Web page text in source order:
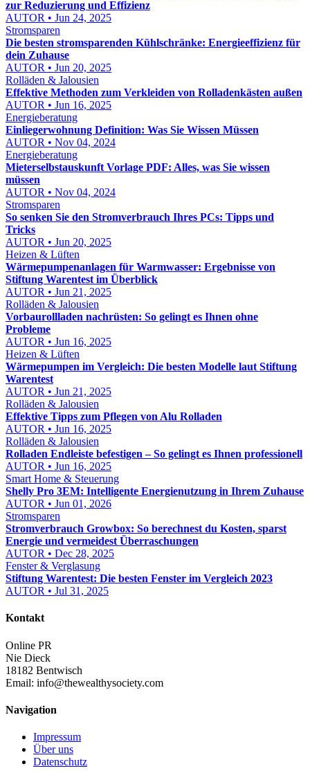
zur Reduzierung und Effizienz
AUTOR • Jun 24, 2025
Stromsparen
Die besten stromsparenden Kühlschränke: Energieeffizienz für
dein Zuhause
AUTOR • Jun 20, 2025
Rolläden & Jalousien
Effektive Methoden zum Verkleiden von Rolladenkästen außen
AUTOR • Jun 16, 2025
Energieberatung
Einliegerwohnung Definition: Was Sie Wissen Müssen
AUTOR • Nov 04, 2024
Energieberatung
Mieterselbstauskunft Vorlage PDF: Alles, was Sie wissen
müssen
AUTOR • Nov 04, 2024
Stromsparen
So senken Sie den Stromverbrauch Ihres PCs: Tipps und
Tricks
AUTOR • Jun 20, 2025
Heizen & Lüften
Wärmepumpenanlagen für Warmwasser: Ergebnisse von
Stiftung Warentest im Überblick
AUTOR • Jun 21, 2025
Rolläden & Jalousien
Vorbaurollladen nachrüsten: So gelingt es Ihnen ohne
Probleme
AUTOR • Jun 16, 2025
Heizen & Lüften
Wärmepumpen im Vergleich: Die besten Modelle laut Stiftung
Warentest
AUTOR • Jun 21, 2025
Rolläden & Jalousien
Effektive Tipps zum Pflegen von Alu Rolladen
AUTOR • Jun 16, 2025
Rolläden & Jalousien
Rolladen Endleiste befestigen – So gelingt es Ihnen professionell
AUTOR • Jun 16, 2025
Smart Home & Steuerung
Shelly Pro 3EM: Intelligente Energienutzung in Ihrem Zuhause
AUTOR • Jun 01, 2026
Stromsparen
Stromverbrauch Growbox: So berechnest du Kosten, sparst
Energie und vermeidest Überraschungen
AUTOR • Dec 28, 2025
Fenster & Verglasung
Stiftung Warentest: Die besten Fenster im Vergleich 2023
AUTOR • Jul 31, 2025
Kontakt
Online PR
Nie Dieck
18182 Bentwisch
Email: info@thewealthysociety.com
Navigation
Impressum
Über uns
Datenschutz